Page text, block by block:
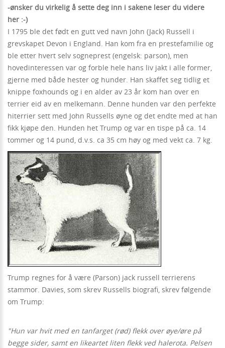
-ønsker du virkelig å sette deg inn i sakene leser du videre
her :-)
I 1795 ble det født en gutt ved navn John (Jack) Russell i
grevskapet Devon i England. Han kom fra en prestefamilie og
ble etter hvert selv sogneprest (engelsk: parson), men
hovedinteressen var og forble hele hans liv jakt i alle former,
gjerne med både hester og hunder. Han skaffet seg tidlig et
knippe foxhounds og i en alder av 23 år kom han over en
terrier eid av en melkemann. Denne hunden var den perfekte
hiterrier sett med John Russells øyne og det endte med at han
fikk kjøpe den. Hunden het Trump og var en tispe på ca. 14
tommer og 14 pund, d.v.s. ca 35 cm høy og med vekt ca. 7 kg.
Trump regnes for å være (Parson) jack russell terrierens
stammor. Davies, som skrev Russells biografi, skrev følgende
om Trump:
"Hun var hvit med en tanfarget (rød) flekk over øye/øre på
begge sider, samt en likeartet liten flekk ved halerota. Pelsen